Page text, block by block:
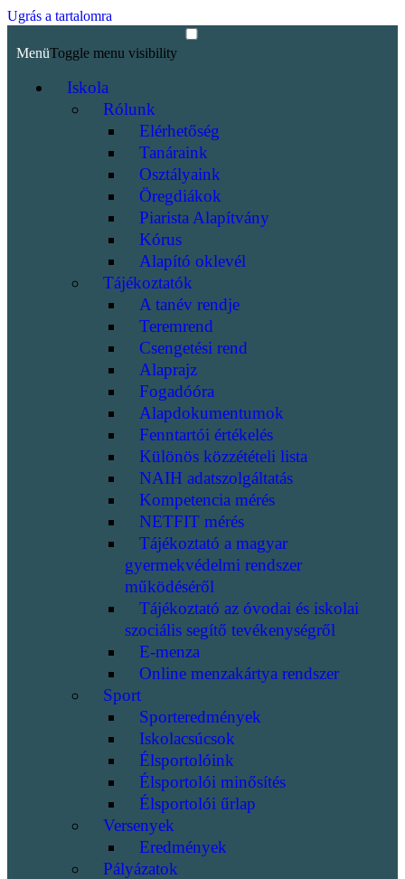
Ugrás a tartalomra
MenüToggle menu visibility
Iskola
Rólunk
Elérhetőség
Tanáraink
Osztályaink
Öregdiákok
Piarista Alapítvány
Kórus
Alapító oklevél
Tájékoztatók
A tanév rendje
Teremrend
Csengetési rend
Alaprajz
Fogadóóra
Alapdokumentumok
Fenntartói értékelés
Különös közzétételi lista
NAIH adatszolgáltatás
Kompetencia mérés
NETFIT mérés
Tájékoztató a magyar
gyermekvédelmi rendszer
működéséről
Tájékoztató az óvodai és iskolai
szociális segítő tevékenységről
E-menza
Online menzakártya rendszer
Sport
Sporteredmények
Iskolacsúcsok
Élsportolóink
Élsportolói minősítés
Élsportolói űrlap
Versenyek
Eredmények
Pályázatok